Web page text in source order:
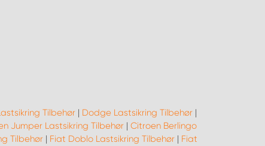
Tilbehør | Dodge Lastsikring Tilbehør |
Jumper Lastsikring Tilbehør | Citroen Berlingo
Tilbehør| Fiat Doblo Lastsikring Tilbehør| Fiat